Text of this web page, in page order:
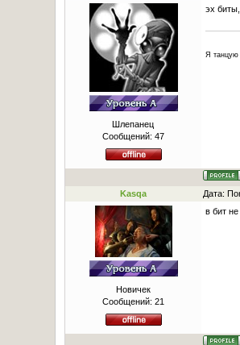
Шлепанец
Сообщений: 47
эх
Я танцую
Kasqa Дата:
Новичек
Сообщений: 21
в бит